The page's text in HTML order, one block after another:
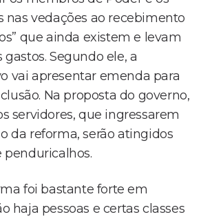
nas vedações ao recebimento
que ainda existem e levam
gastos. Segundo ele, a
vai apresentar emenda para
Na proposta do governo,
servidores, que ingressarem
da reforma, serão atingidos
penduricalhos.
foi bastante forte em
haja pessoas e certas classes